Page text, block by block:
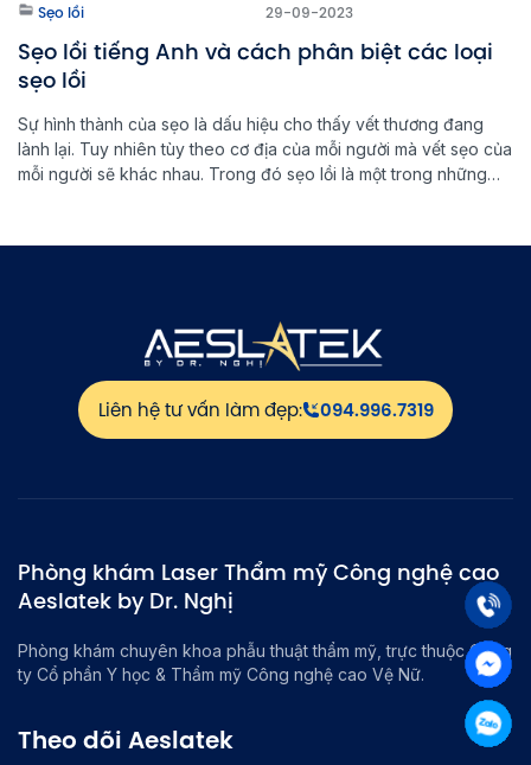
Sẹo lồi 29-09-2023
Sẹo lồi tiếng Anh và cách phân biệt các loại
sẹo lồi
Sự hình thành của sẹo là dấu hiệu cho thấy vết thương đang
lành lại. Tuy nhiên tùy theo cơ địa của mỗi người mà vết sẹo của
mỗi người sẽ khác nhau. Trong đó sẹo lồi là một trong những
Liên hệ tư vấn làm đẹp: 094.996.7319
Phòng khám Laser Thẩm mỹ Công nghệ cao
Aeslatek by Dr. Nghị
Phòng khám chuyên khoa phẫu thuật thẩm mỹ, trực thuộc Công
ty Cổ phần Y học & Thẩm mỹ Công nghệ cao Vệ Nữ.
Theo dõi Aeslatek